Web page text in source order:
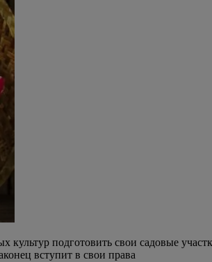
подготовить свои садовые
вступит в свои права